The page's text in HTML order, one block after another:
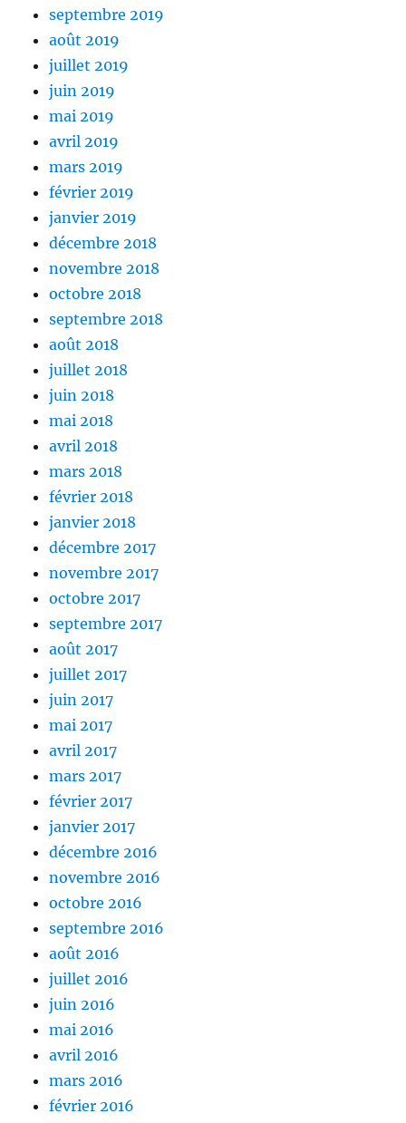
septembre 2019
août 2019
juillet 2019
juin 2019
mai 2019
avril 2019
mars 2019
février 2019
janvier 2019
décembre 2018
novembre 2018
octobre 2018
septembre 2018
août 2018
juillet 2018
juin 2018
mai 2018
avril 2018
mars 2018
février 2018
janvier 2018
décembre 2017
novembre 2017
octobre 2017
septembre 2017
août 2017
juillet 2017
juin 2017
mai 2017
avril 2017
mars 2017
février 2017
janvier 2017
décembre 2016
novembre 2016
octobre 2016
septembre 2016
août 2016
juillet 2016
juin 2016
mai 2016
avril 2016
mars 2016
février 2016